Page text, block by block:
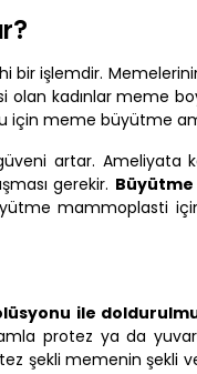
işlemdir.
kadınlar meme
meme büyütme
artar. Ameliyata
gerekir.
mammoplasti
ile
protez ya da
şekli memenin şekli